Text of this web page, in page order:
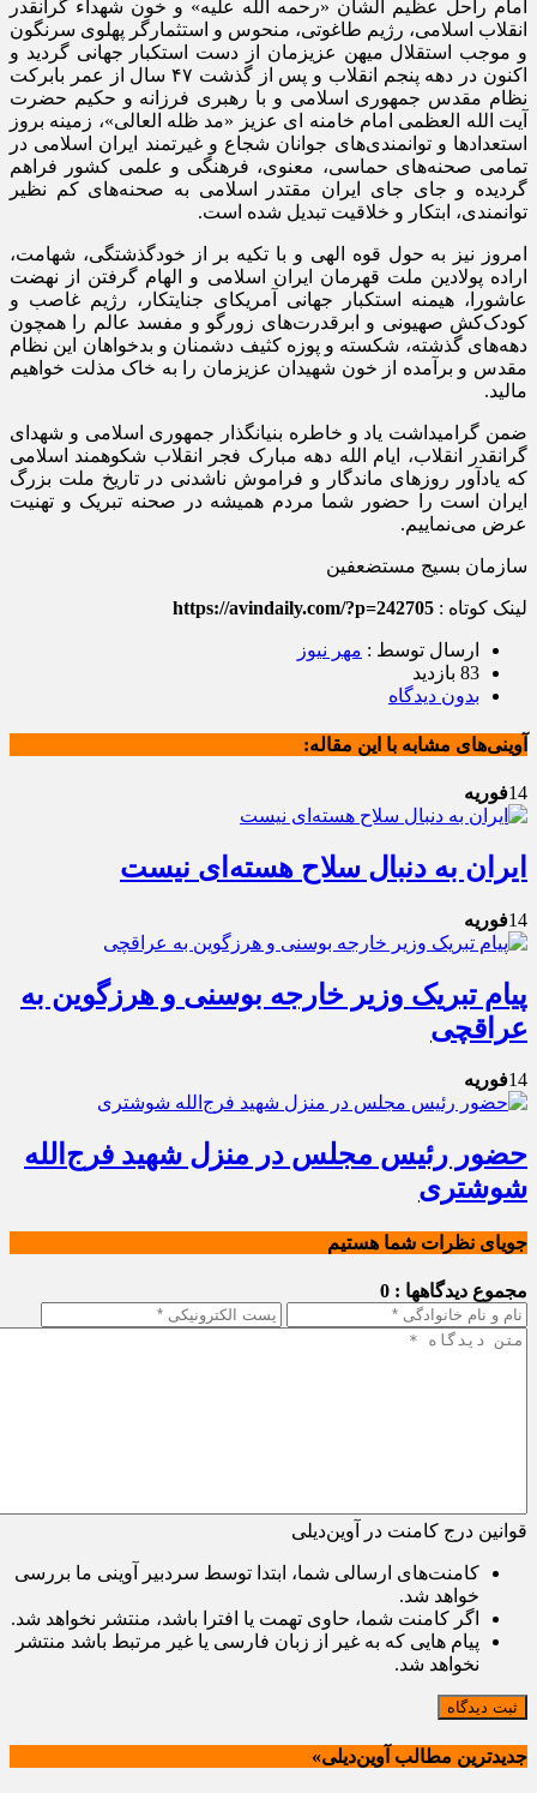
امام راحل عظیم الشأن «رحمه الله علیه» و خون شهداء گرانقدر
انقلاب اسلامی، رژیم طاغوتی، منحوس و استثمارگر پهلوی سرنگون
و موجب استقلال میهن عزیزمان از دست استکبار جهانی گردید و
اکنون در دهه پنجم انقلاب و پس از گذشت ۴۷ سال از عمر بابرکت
نظام مقدس جمهوری اسلامی و با رهبری فرزانه و حکیم حضرت
آیت الله العظمی امام خامنه ای عزیز «مد ظله العالی»، زمینه بروز
استعدادها و توانمندی‌های جوانان شجاع و غیرتمند ایران اسلامی در
تمامی صحنه‌های حماسی، معنوی، فرهنگی و علمی کشور فراهم
گردیده و جای جای ایران مقتدر اسلامی به صحنه‌های کم نظیر
توانمندی، ابتکار و خلاقیت تبدیل شده است.
امروز نیز به حول قوه الهی و با تکیه بر از خودگذشتگی، شهامت،
اراده پولادین ملت قهرمان ایران اسلامی و الهام گرفتن از نهضت
عاشورا، هیمنه استکبار جهانی آمریکای جنایتکار، رژیم غاصب و
کودک‌کش صهیونی و ابرقدرت‌های زورگو و مفسد عالم را همچون
دهه‌های گذشته، شکسته و پوزه کثیف دشمنان و بدخواهان این نظام
مقدس و برآمده از خون شهیدان عزیزمان را به خاک مذلت خواهیم
مالید.
ضمن گرامیداشت یاد و خاطره بنیانگذار جمهوری اسلامی و شهدای
گرانقدر انقلاب، ایام الله دهه مبارک فجر انقلاب شکوهمند اسلامی
که یادآور روزهای ماندگار و فراموش ناشدنی در تاریخ ملت بزرگ
ایران است را حضور شما مردم همیشه در صحنه تبریک و تهنیت
عرض می‌نماییم.
سازمان بسیج مستضعفین
لینک کوتاه : https://avindaily.com/?p=242705
ارسال توسط : مهر نیوز
83 بازدید
بدون دیدگاه
آوینی‌های مشابه با این مقاله:
14فوریه
ایران به دنبال سلاح هسته‌ای نیست
14فوریه
پیام تبریک وزیر خارجه بوسنی و هرزگوین به
عراقچی
14فوریه
حضور رئیس مجلس در منزل شهید فرج‌الله
شوشتری
جویای نظرات شما هستیم
مجموع دیدگاهها : 0
قوانین درج کامنت در آوین‌دیلی
کامنت‌های ارسالی شما، ابتدا توسط سردبیر آوینی ما بررسی
خواهد شد.
اگر کامنت شما، حاوی تهمت یا افترا باشد، منتشر نخواهد شد.
پیام هایی که به غیر از زبان فارسی یا غیر مرتبط باشد منتشر
نخواهد شد.
ثبت دیدگاه
جدیدترین مطالب آوین‌دیلی»